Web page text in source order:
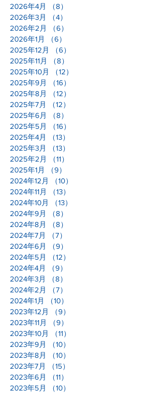
2026年4月
（8）
2026年3月
（4）
2026年2月
（6）
2026年1月
（6）
2025年12月
（6）
2025年11月
（8）
2025年10月
（12）
2025年9月
（16）
2025年8月
（12）
2025年7月
（12）
2025年6月
（8）
2025年5月
（16）
2025年4月
（13）
2025年3月
（13）
2025年2月
（11）
2025年1月
（9）
2024年12月
（10）
2024年11月
（13）
2024年10月
（13）
2024年9月
（8）
2024年8月
（8）
2024年7月
（7）
2024年6月
（9）
2024年5月
（12）
2024年4月
（9）
2024年3月
（8）
2024年2月
（7）
2024年1月
（10）
2023年12月
（9）
2023年11月
（9）
2023年10月
（11）
2023年9月
（10）
2023年8月
（10）
2023年7月
（15）
2023年6月
（11）
2023年5月
（10）